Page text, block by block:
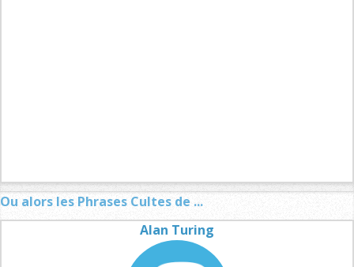
Ou alors les Phrases Cultes de ...
Alan Turing